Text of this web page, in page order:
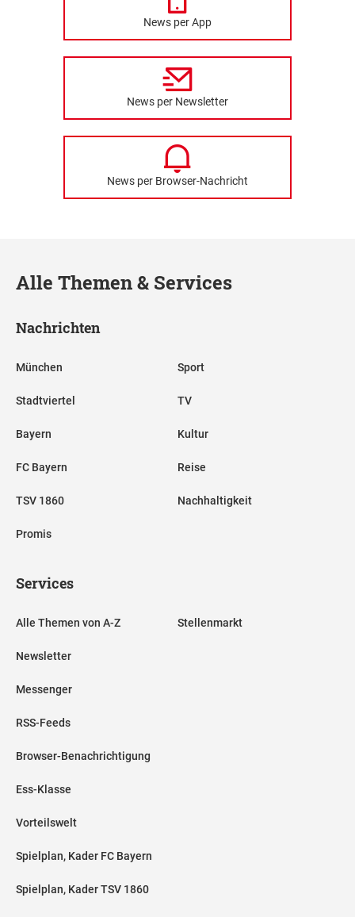
News per App
News per Newsletter
News per Browser-Nachricht
Alle Themen & Services
Nachrichten
München
Stadtviertel
Bayern
FC Bayern
TSV 1860
Promis
Sport
TV
Kultur
Reise
Nachhaltigkeit
Services
Alle Themen von A-Z
Newsletter
Messenger
RSS-Feeds
Browser-Benachrichtigung
Ess-Klasse
Vorteilswelt
Spielplan, Kader FC Bayern
Spielplan, Kader TSV 1860
Stellenmarkt